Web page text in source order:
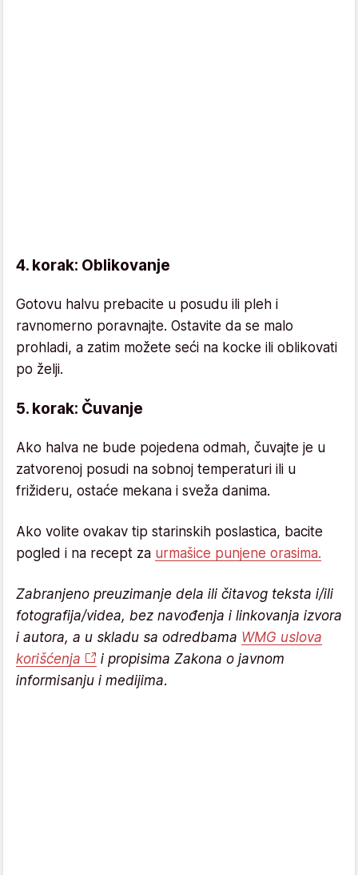
4. korak: Oblikovanje
Gotovu halvu prebacite u posudu ili pleh i
ravnomerno poravnajte. Ostavite da se malo
prohladi, a zatim možete seći na kocke ili oblikovati
po želji.
5. korak: Čuvanje
Ako halva ne bude pojedena odmah, čuvajte je u
zatvorenoj posudi na sobnoj temperaturi ili u
frižideru, ostaće mekana i sveža danima.
Ako volite ovakav tip starinskih poslastica, bacite
pogled i na recept za urmašice punjene orasima.
Zabranjeno preuzimanje dela ili čitavog teksta i/ili
fotografija/videa, bez navođenja i linkovanja izvora
i autora, a u skladu sa odredbama WMG uslova
korišćenja
i propisima Zakona o javnom
informisanju i medijima.